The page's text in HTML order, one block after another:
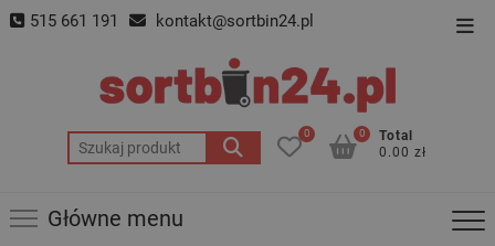
Skip 515 661 191 kontakt@sortbin24.pl
Szukaj:
0
Total
0.00 zł
0
Główne menu